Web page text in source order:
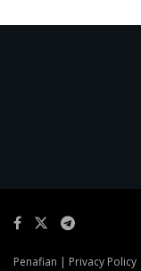
Penafian | Privacy Policy